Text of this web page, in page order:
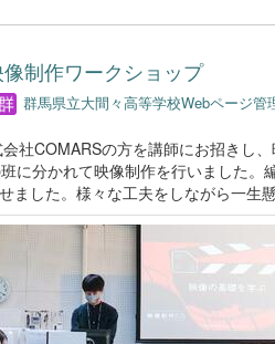
制作ワークショップ
群馬県立大間々高等学校Webページ管
社COMARSの方を講師にお招きし
に分かれて映像制作を行いました
ました。様々な工夫をしながら一生